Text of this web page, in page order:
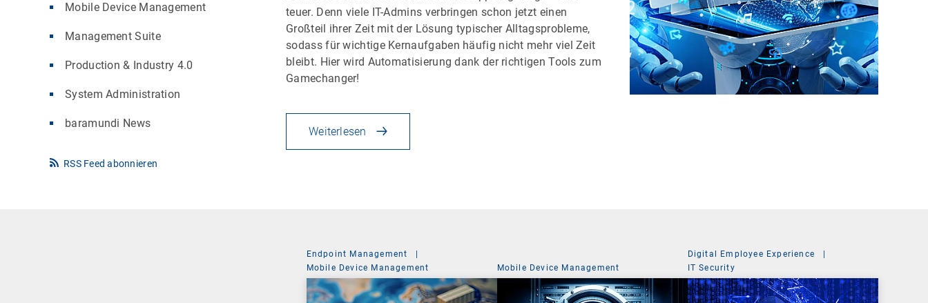
Mobile Device Management
Management Suite
Production & Industry 4.0
System Administration
baramundi News
RSS Feed abonnieren
teuer. Denn viele IT-Admins verbringen schon jetzt einen
Großteil ihrer Zeit mit der Lösung typischer Alltagsprobleme,
sodass für wichtige Kernaufgaben häufig nicht mehr viel Zeit
bleibt. Hier wird Automatisierung dank der richtigen Tools zum
Gamechanger!
Weiterlesen
Endpoint Management
|
Mobile Device Management
Mobile Device Management
Digital Employee Experience
|
IT Security